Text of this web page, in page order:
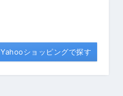
Yahooショッピングで探す